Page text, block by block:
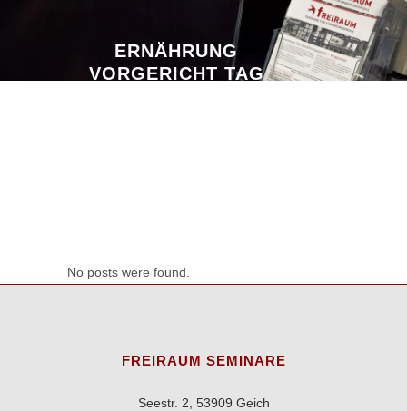
ERNÄHRUNG
VORGERICHT TAG
No posts were found.
FREIRAUM SEMINARE
Seestr. 2, 53909 Geich